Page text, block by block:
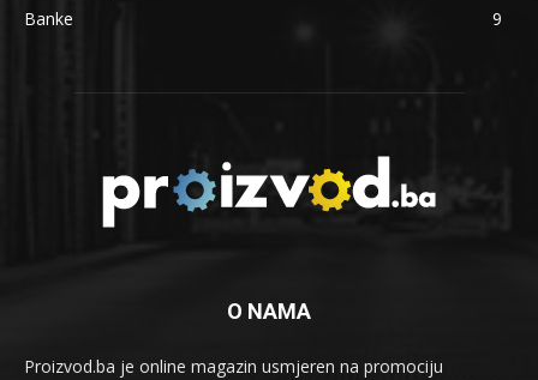
Banke
9
O NAMA
Proizvod.ba je online magazin usmjeren na promociju